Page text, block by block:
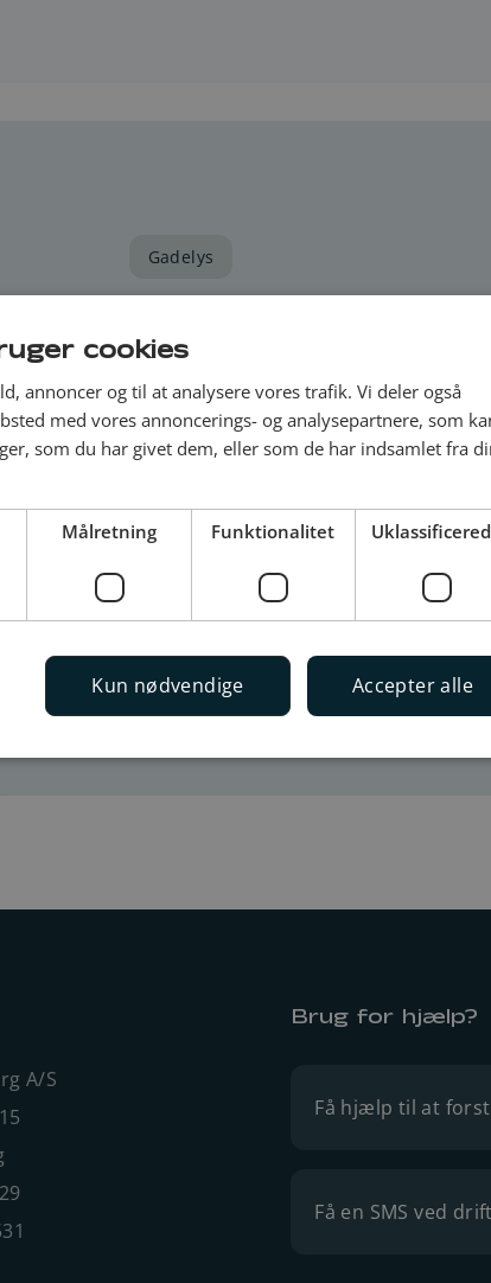
Gadelys
Fandt du ikke
spørgsmål?
Hvis ikke du kan finde svar på dit
kontakte Energi Viborg Gadelys. Vi
eller telefonopkald fra dig mandag-
fredag: klokken 8-12
Telefon til 8929 2921 E-
A/S
Brug for hjælp?
Få hjælp til at
Få en SMS ved
cookies
annoncer og til at analysere vores trafik. Vi deler også
med vores annoncerings- og analysepartnere, som
som du har givet dem, eller som de har indsamlet fra
Målretning Funktionalitet
Accepter alle
Kun nødvendige